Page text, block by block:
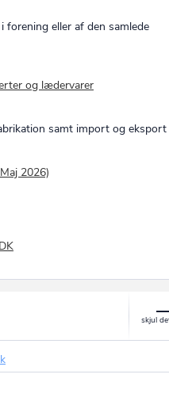
forening eller af den samlede
og lædervarer
samt import og eksport
2026)
DK